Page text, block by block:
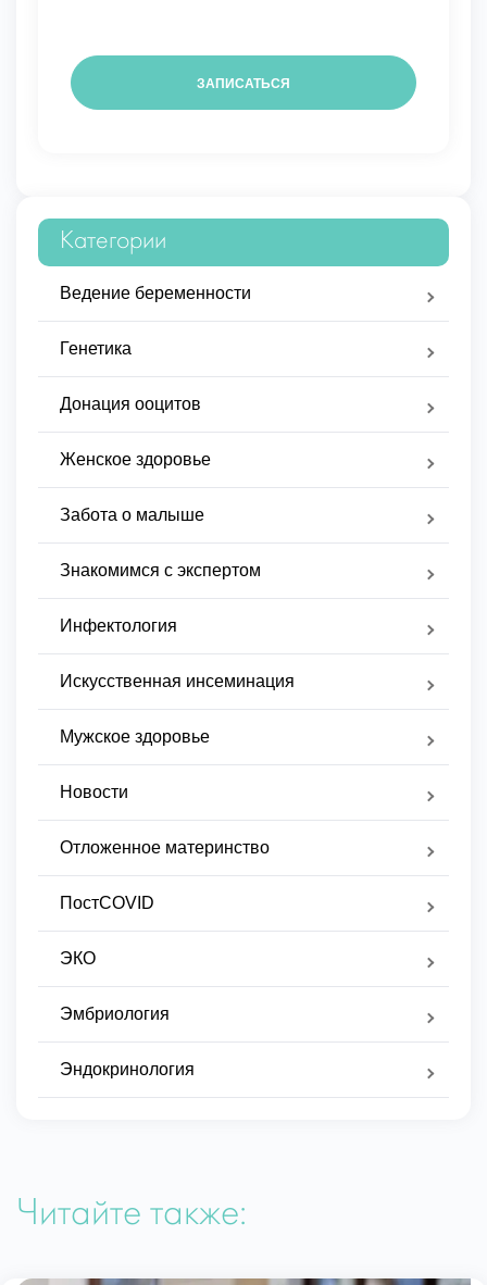
Категории
Ведение беременности
Генетика
Донация ооцитов
Женское здоровье
Забота о малыше
Знакомимся с экспертом
Инфектология
Искусственная инсеминация
Мужское здоровье
Новости
Отложенное материнство
ПостCOVID
ЭКО
Эмбриология
Эндокринология
Читайте также: